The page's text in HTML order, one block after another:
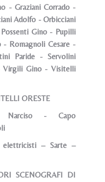
- Graziani Corrado -
Adolfo - Orbicciani
Gino - Pupilli
Romagnoli Cesare -
Paride - Servolini
Virgili Gino - Visitelli
ORESTE
Narciso - Capo
elettricisti – Sarte –
SCENOGRAFI DI